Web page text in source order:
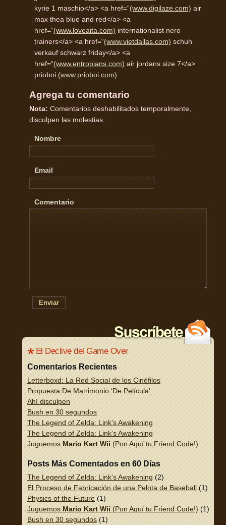
kyrie 1 maschio</a> <a href=“(www.digilaze.com) air
max thea blue and red</a> <a
href=“(www.loveaita.com) internationalist nero
trainers</a> <a href=“(www.vietdallas.com) schuh
verkauf schwarz friday</a> <a
href=“(www.entropians.com) air jordans size 7</a>
prioboi (www.prioboi.com)
Agrega tu comentario
Nota: Comentarios deshabilitados temporalmente,
disculpen las molestias.
Nombre
Email
Comentario
Enviar
El Declive del Game Over
Comentarios Recientes
Letterboxd: La Red Social de los Cinéfilos
Propuesta De Matrimonio ‘De Película’
Ahí disculpen
Bush en 30 segundos
The Legend of Zelda: Link’s Awakening
The Legend of Zelda: Link’s Awakening
Juguemos Mario Kart Wii (Pon Aquí tu Friend Code!)
Posts Más Comentados en 60 Días
The Legend of Zelda: Link’s Awakening (2)
El Proceso de Fabricación de una Pelota de Baseball (1)
Physics of the Future (1)
Juguemos Mario Kart Wii (Pon Aquí tu Friend Code!) (1)
Bush en 30 segundos (1)